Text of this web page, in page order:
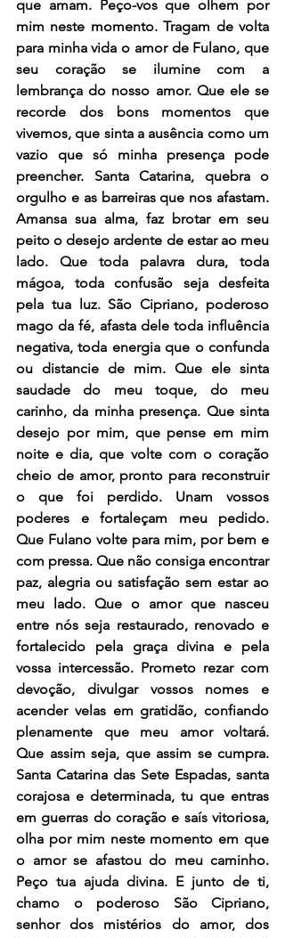
que amam. Peço-vos que olhem por
mim neste momento. Tragam de volta
para minha vida o amor de Fulano, que
seu coração se ilumine com a
lembrança do nosso amor. Que ele se
recorde dos bons momentos que
vivemos, que sinta a ausência como um
vazio que só minha presença pode
preencher. Santa Catarina, quebra o
orgulho e as barreiras que nos afastam.
Amansa sua alma, faz brotar em seu
peito o desejo ardente de estar ao meu
lado. Que toda palavra dura, toda
mágoa, toda confusão seja desfeita
pela tua luz. São Cipriano, poderoso
mago da fé, afasta dele toda influência
negativa, toda energia que o confunda
ou distancie de mim. Que ele sinta
saudade do meu toque, do meu
carinho, da minha presença. Que sinta
desejo por mim, que pense em mim
noite e dia, que volte com o coração
cheio de amor, pronto para reconstruir
o que foi perdido. Unam vossos
poderes e fortaleçam meu pedido.
Que Fulano volte para mim, por bem e
com pressa. Que não consiga encontrar
paz, alegria ou satisfação sem estar ao
meu lado. Que o amor que nasceu
entre nós seja restaurado, renovado e
fortalecido pela graça divina e pela
vossa intercessão. Prometo rezar com
devoção, divulgar vossos nomes e
acender velas em gratidão, confiando
plenamente que meu amor voltará.
Que assim seja, que assim se cumpra.
Santa Catarina das Sete Espadas, santa
corajosa e determinada, tu que entras
em guerras do coração e saís vitoriosa,
olha por mim neste momento em que
o amor se afastou do meu caminho.
Peço tua ajuda divina. E junto de ti,
chamo o poderoso São Cipriano,
senhor dos mistérios do amor, dos